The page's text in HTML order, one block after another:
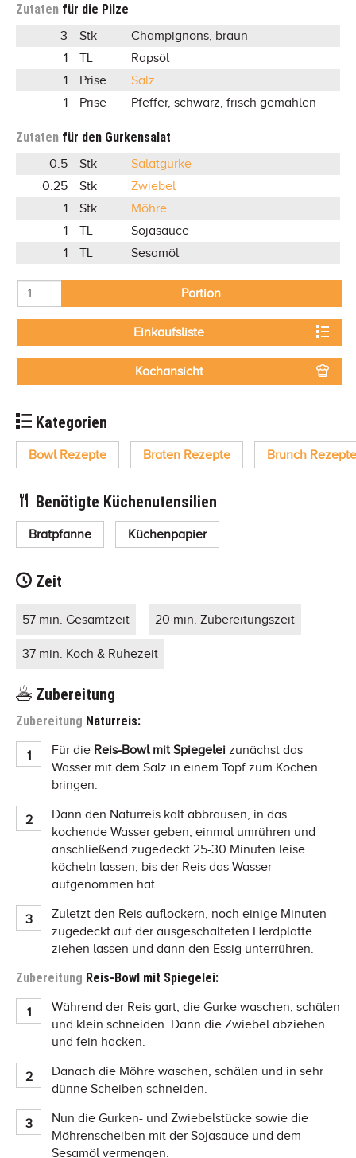
Zutaten für die Pilze
3 Stk
Champignons, braun
1
TL
Rapsöl
1
Prise
Salz
1
Prise Pfeffer, schwarz, frisch gemahlen
Zutaten für den Gurkensalat
0.5 Stk
Salatgurke
0.25
Stk
Zwiebel
1
Stk
Möhre
1
TL
Sojasauce
1
TL Sesamöl
Portion
Einkaufsliste
Kochansicht
Kategorien
Bowl Rezepte Braten Rezepte Brunch Rezepte
Benötigte Küchenutensilien
Bratpfanne Küchenpapier
Zeit
57 min. Gesamtzeit 20 min. Zubereitungszeit
37 min. Koch & Ruhezeit
Zubereitung
Zubereitung Naturreis:
Für die Reis-Bowl mit Spiegelei zunächst das
Wasser mit dem Salz in einem Topf zum Kochen
bringen.
Dann den Naturreis kalt abbrausen, in das
kochende Wasser geben, einmal umrühren und
anschließend zugedeckt 25-30 Minuten leise
köcheln lassen, bis der Reis das Wasser
aufgenommen hat.
Zuletzt den Reis auflockern, noch einige Minuten
zugedeckt auf der ausgeschalteten Herdplatte
ziehen lassen und dann den Essig unterrühren.
Zubereitung Reis-Bowl mit Spiegelei:
Während der Reis gart, die Gurke waschen, schälen
und klein schneiden. Dann die Zwiebel abziehen
und fein hacken.
Danach die Möhre waschen, schälen und in sehr
dünne Scheiben schneiden.
Nun die Gurken- und Zwiebelstücke sowie die
Möhrenscheiben mit der Sojasauce und dem
Sesamöl vermengen.